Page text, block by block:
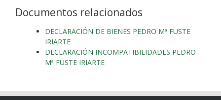
Documentos relacionados
DECLARACIÓN DE BIENES PEDRO Mª FUSTE
IRIARTE
DECLARACIÓN INCOMPATIBILIDADES PEDRO
Mª FUSTE IRIARTE